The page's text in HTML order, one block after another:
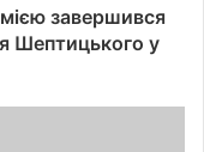
завершився
Шептицького у